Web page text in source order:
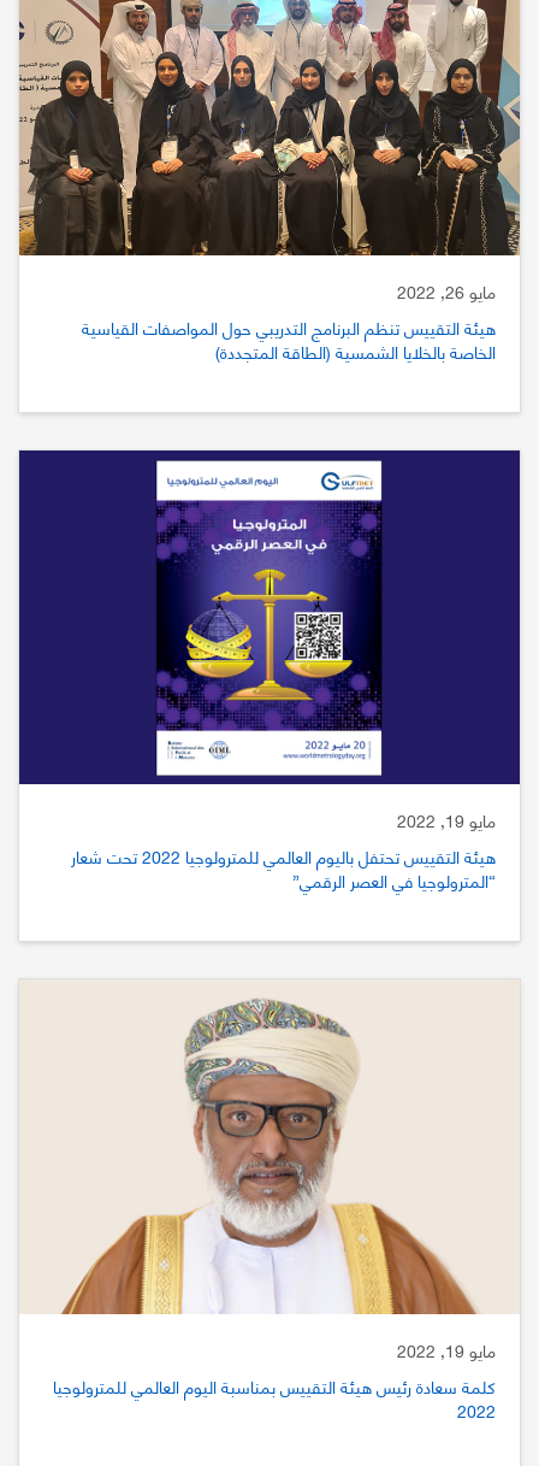
مايو 26, 2022
هيئة التقييس تنظم البرنامج التدريبي حول المواصفات القياسية
الخاصة بالخلايا الشمسية (الطاقة المتجددة)
مايو 19, 2022
هيئة التقييس تحتفل باليوم العالمي للمترولوجيا 2022 تحت شعار
“المترولوجيا في العصر الرقمي”
مايو 19, 2022
كلمة سعادة رئيس هيئة التقييس بمناسبة اليوم العالمي للمترولوجيا
2022